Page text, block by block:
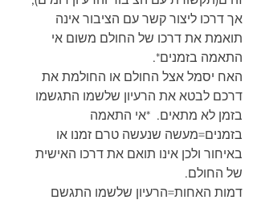
אך דרכו ליצור קשר עם הציבור אינה
תואמת את דרכו של החולם משום אי
התאמה בזמנים*.
האח יסמל אצל החולם או החולמת את
דרכם לבטא את הרעיון שלשמו התגשמו
בזמן לא מתאים.  *אי התאמה
בזמנים=מעשה שנעשה טרם זמנו או
באיחור ולכן אינו תואם את דרכו האישית
של החולם.
דמות האחות=הרעיון שלשמו התגשם